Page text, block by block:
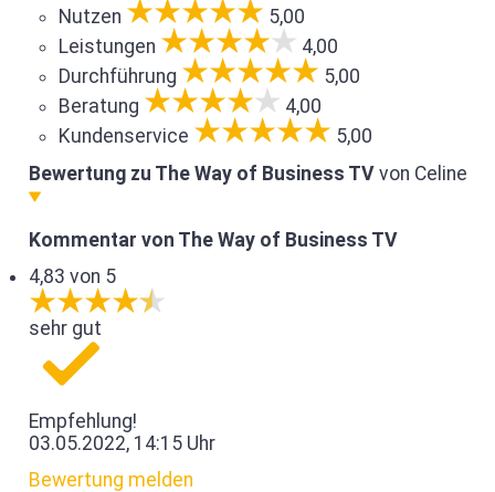
Nutzen
5,00
Leistungen
4,00
Durchführung
5,00
Beratung
4,00
Kundenservice
5,00
Bewertung zu The Way of Business TVvon Celine
Kommentar von The Way of Business TV
4,83 von 5
sehr gut
Empfehlung!
03.05.2022, 14:15 Uhr
Bewertung melden